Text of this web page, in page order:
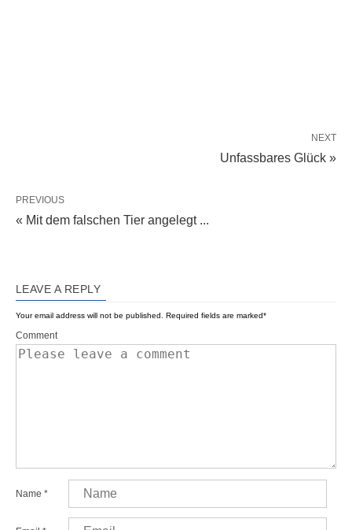
NEXT
Unfassbares Glück »
PREVIOUS
« Mit dem falschen Tier angelegt ...
LEAVE A REPLY
Your email address will not be published. Required fields are marked*
Comment
Name *